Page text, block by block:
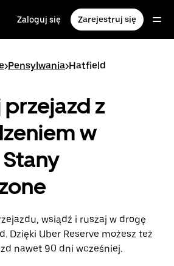
Zaloguj się Zarejestruj się
>Pensylwania>Hatfield
z
w
wsiądź i ruszaj w drogę
Dzięki Uber Reserve możesz też
nawet 90 dni wcześniej.